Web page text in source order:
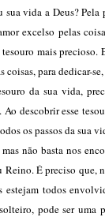
sua vida a Deus?
excelso pelas
mais
coisas, para dedicar-
da sua vida,
descobrir esse
os passos da sua
não basta nos
É preciso que,
estejam todos
pode ser uma